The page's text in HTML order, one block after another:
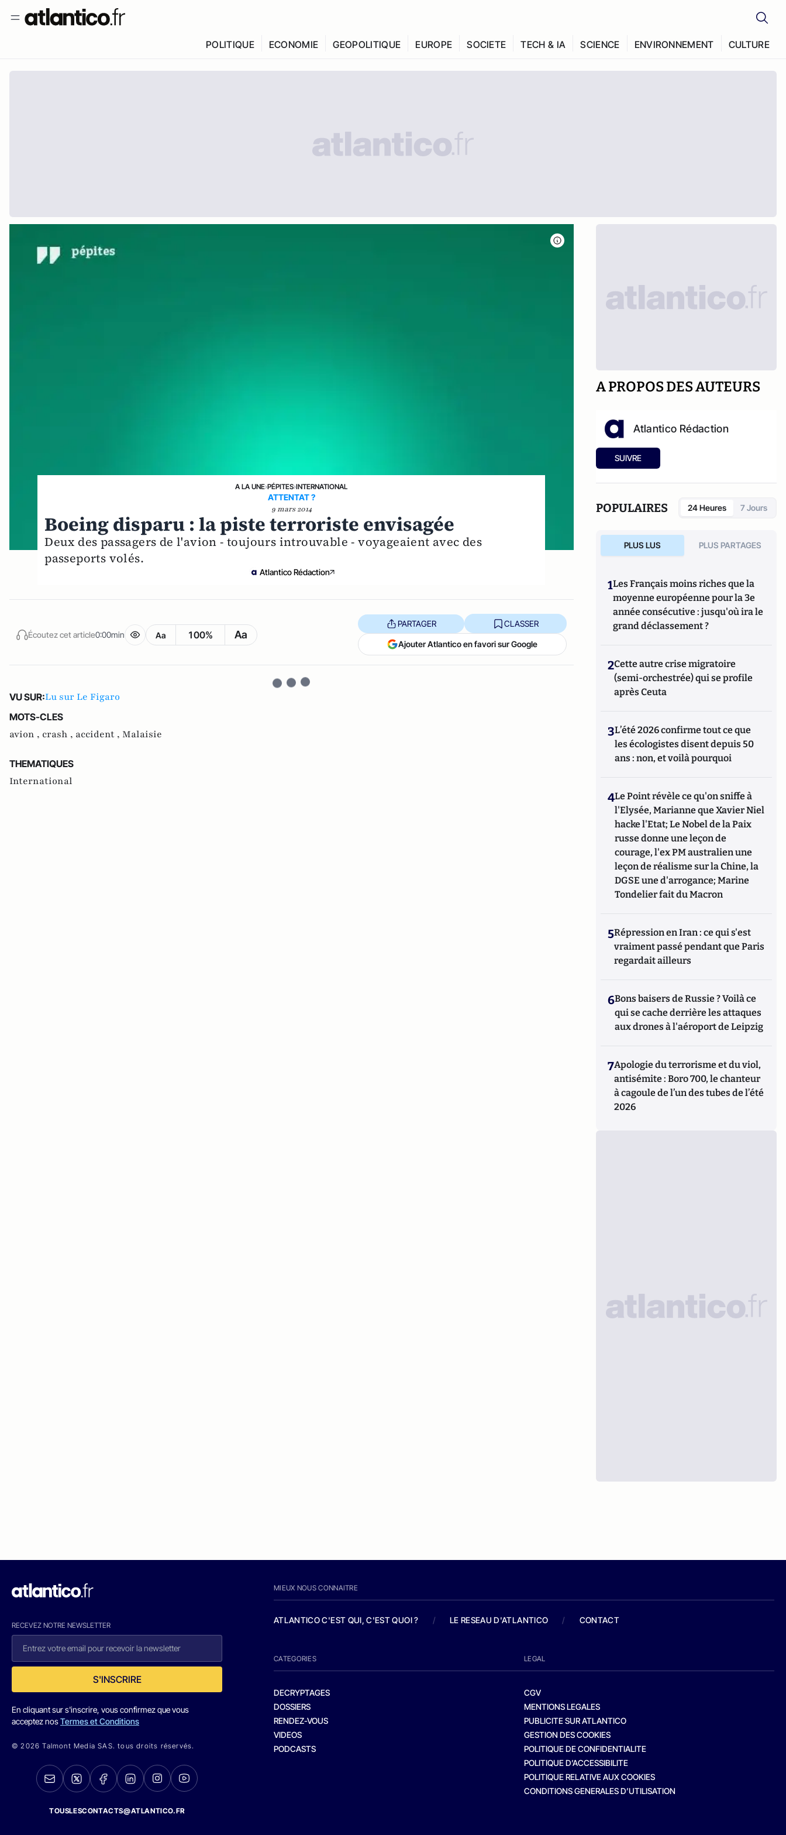
POLITIQUE ECONOMIE GEOPOLITIQUE EUROPE SOCIETE TECH & IA SCIENCE ENVIRONNEMENT CULTURE
A LA UNE›PÉPITES›INTERNATIONAL
ATTENTAT ?
9 mars 2014
Boeing disparu : la piste terroriste envisagée
Deux des passagers de l'avion - toujours introuvable - voyageaient avec des
passeports volés.
Atlantico Rédaction
Écoutez cet article0:00min Aa 100% Aa
PARTAGER CLASSER
Ajouter Atlantico en favori sur Google
VU SUR:Lu sur Le Figaro
MOTS-CLES
avion , crash , accident , Malaisie
THEMATIQUES
International
A PROPOS DES AUTEURS
Atlantico Rédaction
SUIVRE
POPULAIRES 24 Heures 7 Jours
PLUS LUS PLUS PARTAGES
1Les Français moins riches que la
moyenne européenne pour la 3e
année consécutive : jusqu'où ira le
grand déclassement ?
2Cette autre crise migratoire
(semi-orchestrée) qui se profile
après Ceuta
3L’été 2026 confirme tout ce que
les écologistes disent depuis 50
ans : non, et voilà pourquoi
4Le Point révèle ce qu'on sniffe à
l'Elysée, Marianne que Xavier Niel
hacke l'Etat; Le Nobel de la Paix
russe donne une leçon de
courage, l'ex PM australien une
leçon de réalisme sur la Chine, la
DGSE une d'arrogance; Marine
Tondelier fait du Macron
5Répression en Iran : ce qui s'est
vraiment passé pendant que Paris
regardait ailleurs
6Bons baisers de Russie ? Voilà ce
qui se cache derrière les attaques
aux drones à l'aéroport de Leipzig
7Apologie du terrorisme et du viol,
antisémite : Boro 700, le chanteur
à cagoule de l’un des tubes de l’été
2026
RECEVEZ NOTRE NEWSLETTER
S'INSCRIRE
En cliquant sur s'inscrire, vous confirmez que vous
acceptez nosTermes et Conditions
© 2026 Talmont Media SAS. tous droits réservés.
TOUSLESCONTACTS@ATLANTICO.FR
MIEUX NOUS CONNAITRE
ATLANTICO C'EST QUI, C'EST QUOI ? / LE RESEAU D'ATLANTICO / CONTACT
CATEGORIES
DECRYPTAGES
DOSSIERS
RENDEZ-VOUS
VIDEOS
PODCASTS
LEGAL
CGV
MENTIONS LEGALES
PUBLICITE SUR ATLANTICO
GESTION DES COOKIES
POLITIQUE DE CONFIDENTIALITE
POLITIQUE D’ACCESSIBILITE
POLITIQUE RELATIVE AUX COOKIES
CONDITIONS GENERALES D’UTILISATION